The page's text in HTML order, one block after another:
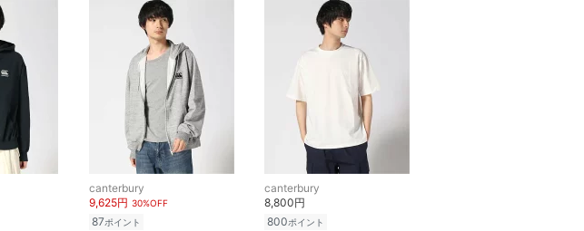
canterbury
9,625円 30%OFF
87ポイント
canterbury
8,800円
800ポイント